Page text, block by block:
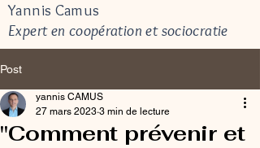
Yannis Camus
Expert en coopération et sociocratie
Post
"Comment prévenir et
yannis CAMUS
27 mars 2023 3 min de lecture